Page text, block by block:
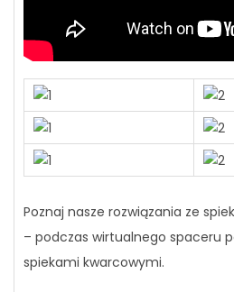
Poznaj nasze rozwiązania ze
– podczas wirtualnego spaceru
spiekami kwarcowymi.